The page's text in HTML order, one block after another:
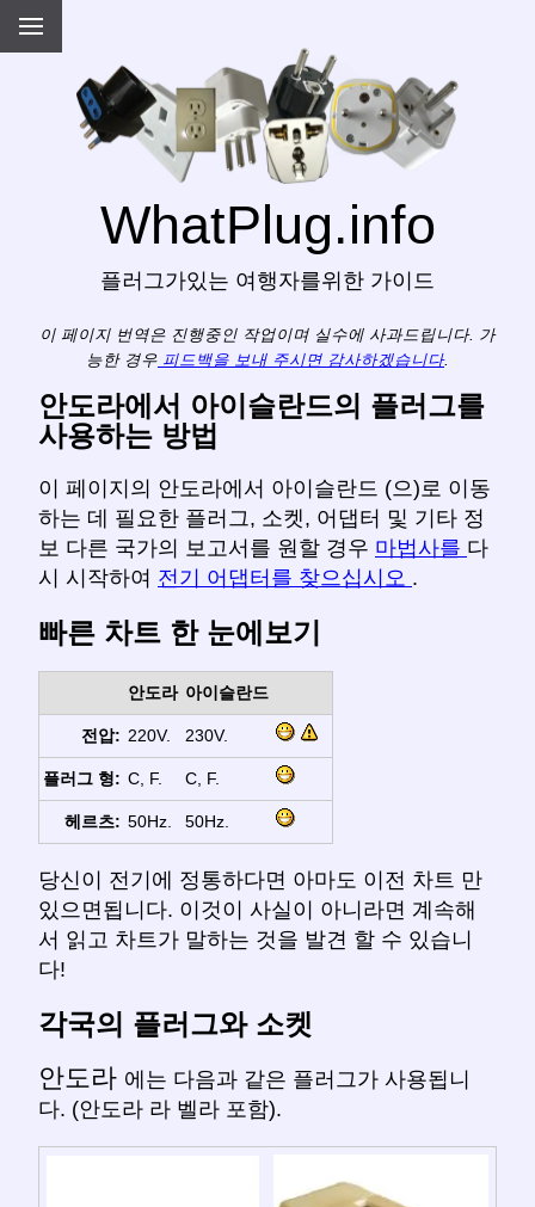
WhatPlug.info
플러그가있는 여행자를위한 가이드
이 페이지 번역은 진행중인 작업이며 실수에 사과드립니다. 가
능한 경우 피드백을 보내 주시면 감사하겠습니다.
안도라에서 아이슬란드의 플러그를
사용하는 방법
이 페이지의 안도라에서 아이슬란드 (으)로 이동
하는 데 필요한 플러그, 소켓, 어댑터 및 기타 정
보 다른 국가의 보고서를 원할 경우 마법사를 다
시 시작하여 전기 어댑터를 찾으십시오 .
빠른 차트 한 눈에보기
안도라 아이슬란드
전압: 220V. 230V.
플러그 형: C, F. C, F.
헤르츠: 50Hz. 50Hz.
당신이 전기에 정통하다면 아마도 이전 차트 만
있으면됩니다. 이것이 사실이 아니라면 계속해
서 읽고 차트가 말하는 것을 발견 할 수 있습니
다!
각국의 플러그와 소켓
안도라 에는 다음과 같은 플러그가 사용됩니
다. (안도라 라 벨라 포함).